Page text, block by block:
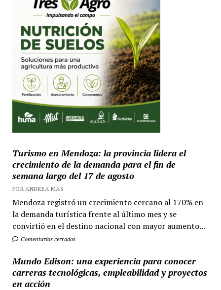
Turismo en Mendoza: la provincia lidera el
crecimiento de la demanda para el fin de
semana largo del 17 de agosto
POR ANDREA MAS
Mendoza registró un crecimiento cercano al 170% en
la demanda turística frente al último mes y se
convirtió en el destino nacional con mayor aumento...
Comentarios cerrados
Mundo Edison: una experiencia para conocer
carreras tecnológicas, empleabilidad y proyectos
en acción